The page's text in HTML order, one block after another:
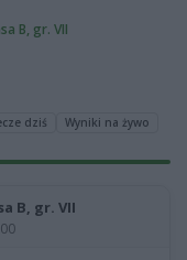
B, gr. VII
dziś Wyniki na żywo
B, gr. VII